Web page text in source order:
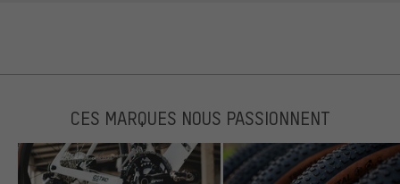
CES MARQUES NOUS PASSIONNENT